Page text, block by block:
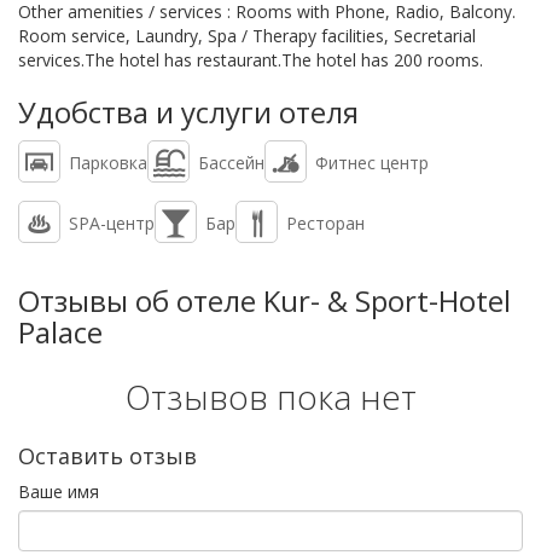
Other amenities / services : Rooms with Phone, Radio, Balcony.
Room service, Laundry, Spa / Therapy facilities, Secretarial
services.The hotel has restaurant.The hotel has 200 rooms.
Удобства и услуги отеля
Парковка Бассейн Фитнес центр
SPA-центр Бар Ресторан
Отзывы об отеле Kur- & Sport-Hotel
Palace
Отзывов пока нет
Оставить отзыв
Ваше имя